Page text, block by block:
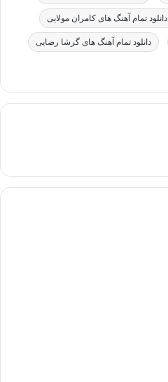
دانلود تمام آهنگ های کامران مولایی
دانلود تمام آهنگ های گرشا رضایی